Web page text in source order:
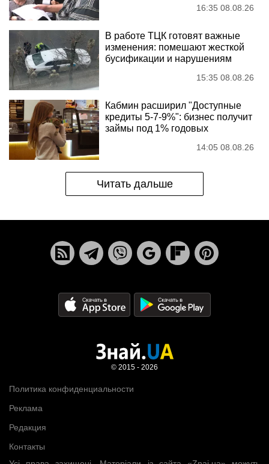
16:35 08.08.26
В работе ТЦК готовят важные
изменения: помешают жесткой
бусификации и нарушениям
15:35 08.08.26
Кабмин расширил "Доступные
кредиты 5-7-9%": бизнес получит
займы под 1% годовых
14:05 08.08.26
Читать дальше
Политика конфиденциальности
Реклама
Редакция
Контакты
© 2015 - 2026